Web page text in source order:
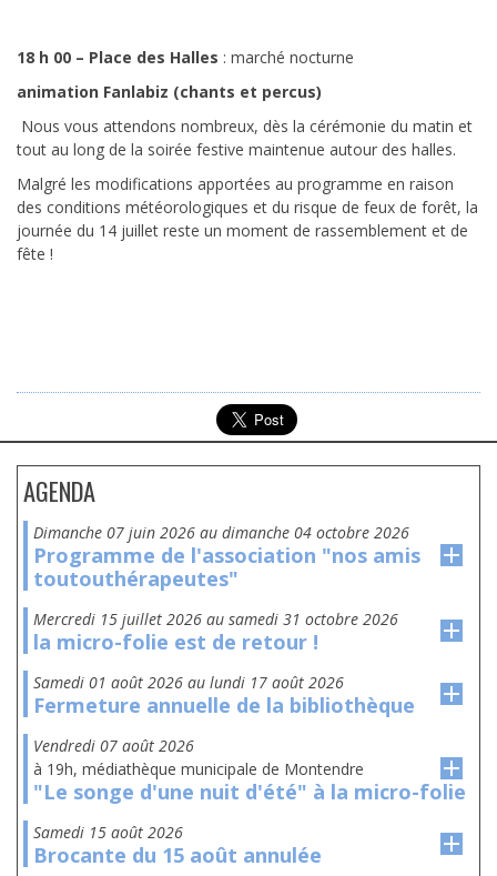
18 h 00 – Place des Halles : marché nocturne
animation Fanlabiz (chants et percus)
Nous vous attendons nombreux, dès la cérémonie du matin et
tout au long de la soirée festive maintenue autour des halles.
Malgré les modifications apportées au programme en raison
des conditions météorologiques et du risque de feux de forêt, la
journée du 14 juillet reste un moment de rassemblement et de
fête !
AGENDA
dimanche 07 juin 2026 au dimanche 04 octobre 2026
Programme de l'association "nos amis
toutouthérapeutes"
mercredi 15 juillet 2026 au samedi 31 octobre 2026
la micro-folie est de retour !
samedi 01 août 2026 au lundi 17 août 2026
Fermeture annuelle de la bibliothèque
vendredi 07 août 2026
à 19h, médiathèque municipale de Montendre
"Le songe d'une nuit d'été" à la micro-folie
samedi 15 août 2026
Brocante du 15 août annulée